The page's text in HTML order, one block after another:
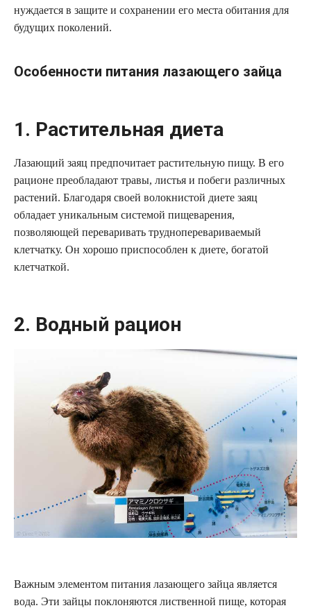
нуждается в защите и сохранении его места обитания для
будущих поколений.
Особенности питания лазающего зайца
1. Растительная диета
Лазающий заяц предпочитает растительную пищу. В его
рационе преобладают травы, листья и побеги различных
растений. Благодаря своей волокнистой диете заяц
обладает уникальным системой пищеварения,
позволяющей переваривать трудноперевариваемый
клетчатку. Он хорошо приспособлен к диете, богатой
клетчаткой.
2. Водный рацион
Важным элементом питания лазающего зайца является
вода. Эти зайцы поклоняются лиственной пище, которая